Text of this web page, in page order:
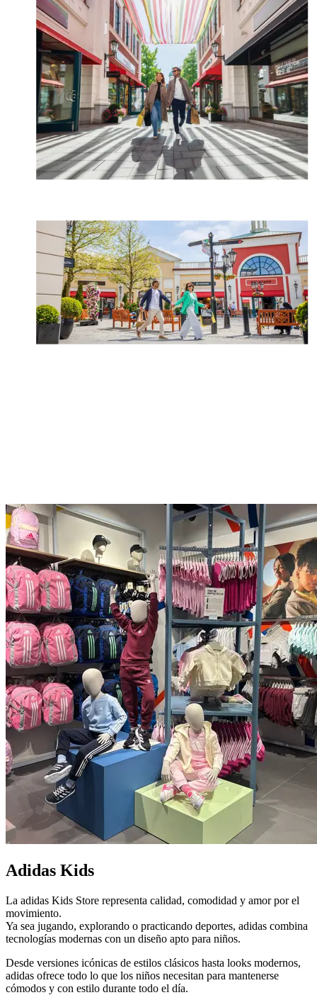
Adidas Kids
La adidas Kids Store representa calidad, comodidad y amor por el
movimiento.
Ya sea jugando, explorando o practicando deportes, adidas combina
tecnologías modernas con un diseño apto para niños.
Desde versiones icónicas de estilos clásicos hasta looks modernos,
adidas ofrece todo lo que los niños necesitan para mantenerse
cómodos y con estilo durante todo el día.